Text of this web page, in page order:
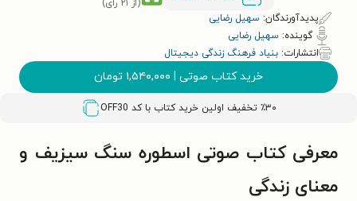
(از ۲۱ رأی)
پدیدآورندگان: سهیل رضایی
گوینده: سهیل رضایی
انتشارات: بنیاد فرهنگ زندگی دیجیتال
خرید کتاب صوتی | ۱,۵۴۰,۰۰۰ تومان
٪۳۰ تخفیف اولین خرید کتاب با کد OFF30
معرفی کتاب صوتی اسطوره سنگ سیزیف و
معنای زندگی